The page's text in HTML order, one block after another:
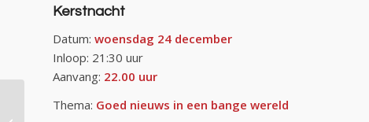
Kerstnacht
Datum: woensdag 24 december
Inloop: 21:30 uur
Aanvang: 22.00 uur
Thema: Goed nieuws in een bange wereld
Verdiepingsmateriaal